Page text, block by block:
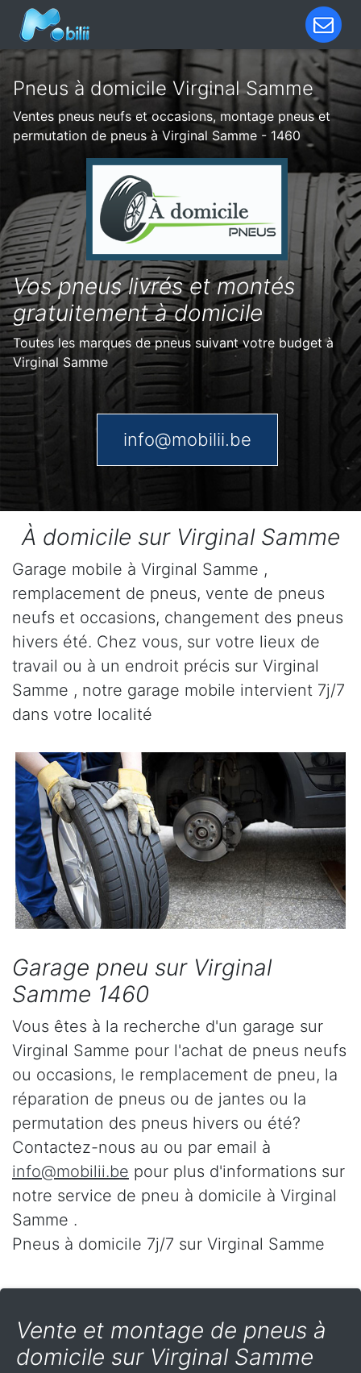
Pneus à domicile Virginal Samme
Ventes pneus neufs et occasions, montage pneus et
permutation de pneus à Virginal Samme - 1460
Vos pneus livrés et montés
gratuitement à domicile
Toutes les marques de pneus suivant votre budget à
Virginal Samme
info@mobilii.be
À domicile sur Virginal Samme
Garage mobile à Virginal Samme ,
remplacement de pneus, vente de pneus
neufs et occasions, changement des pneus
hivers été. Chez vous, sur votre lieux de
travail ou à un endroit précis sur Virginal
Samme , notre garage mobile intervient 7j/7
dans votre localité
Garage pneu sur Virginal
Samme 1460
Vous êtes à la recherche d'un garage sur
Virginal Samme pour l'achat de pneus neufs
ou occasions, le remplacement de pneu, la
réparation de pneus ou de jantes ou la
permutation des pneus hivers ou été?
Contactez-nous au ou par email à
info@mobilii.be pour plus d'informations sur
notre service de pneu à domicile à Virginal
Samme .
Pneus à domicile 7j/7 sur Virginal Samme
Vente et montage de pneus à
domicile sur Virginal Samme